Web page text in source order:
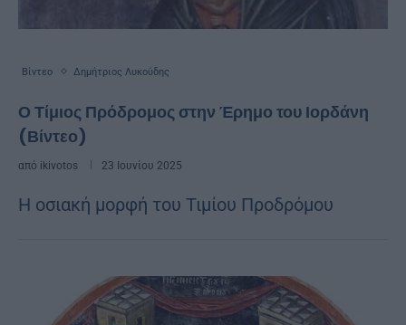
Βίντεο Δημήτριος Λυκούδης
Ο Τίμιος Πρόδρομος στην Έρημο του Ιορδάνη
(Βίντεο)
από ikivotos 23 Ιουνίου 2025
Η οσιακή μορφή του Τιμίου Προδρόμου